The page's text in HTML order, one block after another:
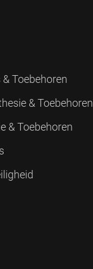
Toebehoren
& Toebehoren
& Toebehoren